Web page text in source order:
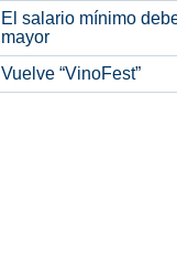
El salario mínimo
mayor
Vuelve “VinoFest”